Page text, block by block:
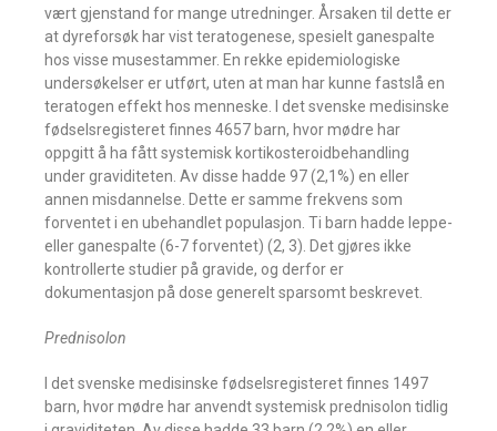
vært gjenstand for mange utredninger. Årsaken til dette er
at dyreforsøk har vist teratogenese, spesielt ganespalte
hos visse musestammer. En rekke epidemiologiske
undersøkelser er utført, uten at man har kunne fastslå en
teratogen effekt hos menneske. I det svenske medisinske
fødselsregisteret finnes 4657 barn, hvor mødre har
oppgitt å ha fått systemisk kortikosteroidbehandling
under graviditeten. Av disse hadde 97 (2,1%) en eller
annen misdannelse. Dette er samme frekvens som
forventet i en ubehandlet populasjon. Ti barn hadde leppe-
eller ganespalte (6-7 forventet) (2, 3). Det gjøres ikke
kontrollerte studier på gravide, og derfor er
dokumentasjon på dose generelt sparsomt beskrevet.
Prednisolon
I det svenske medisinske fødselsregisteret finnes 1497
barn, hvor mødre har anvendt systemisk prednisolon tidlig